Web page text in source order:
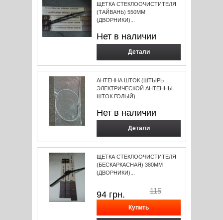
ЩЕТКА СТЕКЛООЧИСТИТЕЛЯ
(ТАЙВАНЬ) 550ММ
(ДВОРНИКИ)...
Нет в наличии
Детали
АНТЕННА ШТОК (ШТЫРЬ
ЭЛЕКТРИЧЕСКОЙ АНТЕННЫ
ШТОК ГОЛЫЙ)...
Нет в наличии
Детали
ЩЕТКА СТЕКЛООЧИСТИТЕЛЯ
(БЕСКАРКАСНАЯ) 380ММ
(ДВОРНИКИ)...
94 грн. 115